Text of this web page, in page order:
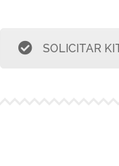
SOLICITAR